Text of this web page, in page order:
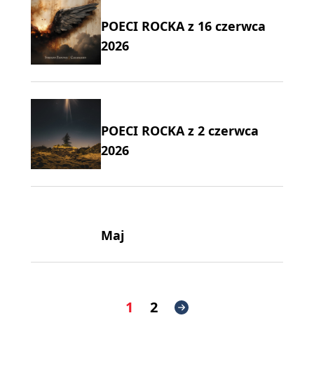
POECI ROCKA z 16 czerwca
2026
POECI ROCKA z 2 czerwca
2026
Maj
1 2